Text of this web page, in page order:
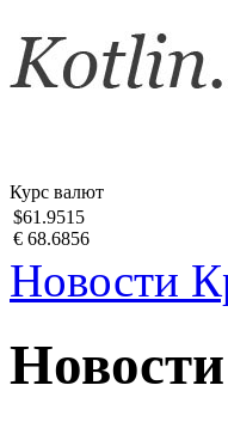
Курс валют
$61.9515
€ 68.6856
Новости